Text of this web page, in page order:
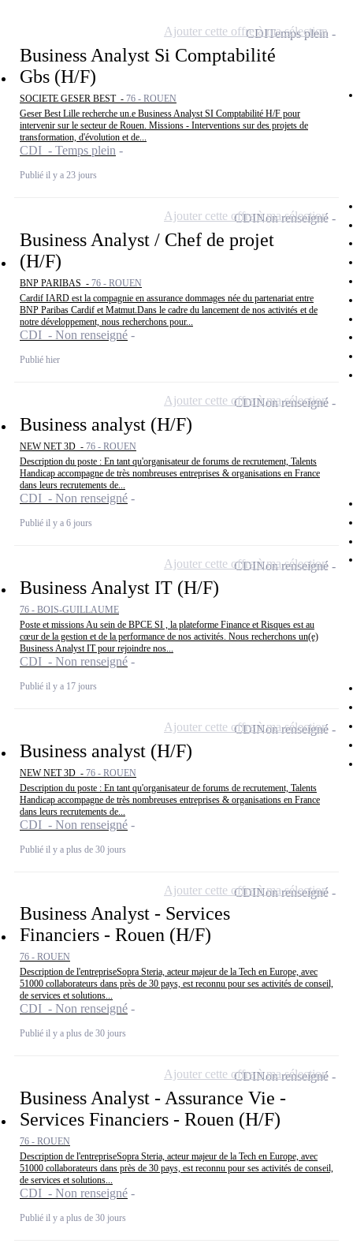
Business Analyst Si Comptabilité
Gbs (H/F)
SOCIETE GESER BEST - 76 - ROUEN
Geser Best Lille recherche un.e Business Analyst SI Comptabilité H/F pour
intervenir sur le secteur de Rouen. Missions - Interventions sur des projets de
transformation, d'évolution et de...
CDI - Temps plein
Publié il y a 23 jours
CDITemps plein
Ajouter cette offre à ma sélection
Business Analyst / Chef de projet
(H/F)
BNP PARIBAS - 76 - ROUEN
Cardif IARD est la compagnie en assurance dommages née du partenariat entre
BNP Paribas Cardif et Matmut.Dans le cadre du lancement de nos activités et de
notre développement, nous recherchons pour...
CDI - Non renseigné
Publié hier
CDINon renseigné
Ajouter cette offre à ma sélection
Business analyst (H/F)
NEW NET 3D - 76 - ROUEN
Description du poste : En tant qu'organisateur de forums de recrutement, Talents
Handicap accompagne de très nombreuses entreprises & organisations en France
dans leurs recrutements de...
CDI - Non renseigné
Publié il y a 6 jours
CDINon renseigné
Ajouter cette offre à ma sélection
Business Analyst IT (H/F)
76 - BOIS-GUILLAUME
Poste et missions Au sein de BPCE SI , la plateforme Finance et Risques est au
cœur de la gestion et de la performance de nos activités. Nous recherchons un(e)
Business Analyst IT pour rejoindre nos...
CDI - Non renseigné
Publié il y a 17 jours
CDINon renseigné
Ajouter cette offre à ma sélection
Business analyst (H/F)
NEW NET 3D - 76 - ROUEN
Description du poste : En tant qu'organisateur de forums de recrutement, Talents
Handicap accompagne de très nombreuses entreprises & organisations en France
dans leurs recrutements de...
CDI - Non renseigné
Publié il y a plus de 30 jours
CDINon renseigné
Ajouter cette offre à ma sélection
Business Analyst - Services
Financiers - Rouen (H/F)
76 - ROUEN
Description de l'entrepriseSopra Steria, acteur majeur de la Tech en Europe, avec
51000 collaborateurs dans près de 30 pays, est reconnu pour ses activités de conseil,
de services et solutions...
CDI - Non renseigné
Publié il y a plus de 30 jours
CDINon renseigné
Ajouter cette offre à ma sélection
Business Analyst - Assurance Vie -
Services Financiers - Rouen (H/F)
76 - ROUEN
Description de l'entrepriseSopra Steria, acteur majeur de la Tech en Europe, avec
51000 collaborateurs dans près de 30 pays, est reconnu pour ses activités de conseil,
de services et solutions...
CDI - Non renseigné
Publié il y a plus de 30 jours
CDINon renseigné
Ajouter cette offre à ma sélection